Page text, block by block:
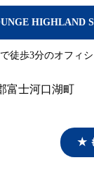
HIGHLAND
徒歩3分のオフィ
富士河口湖町
★